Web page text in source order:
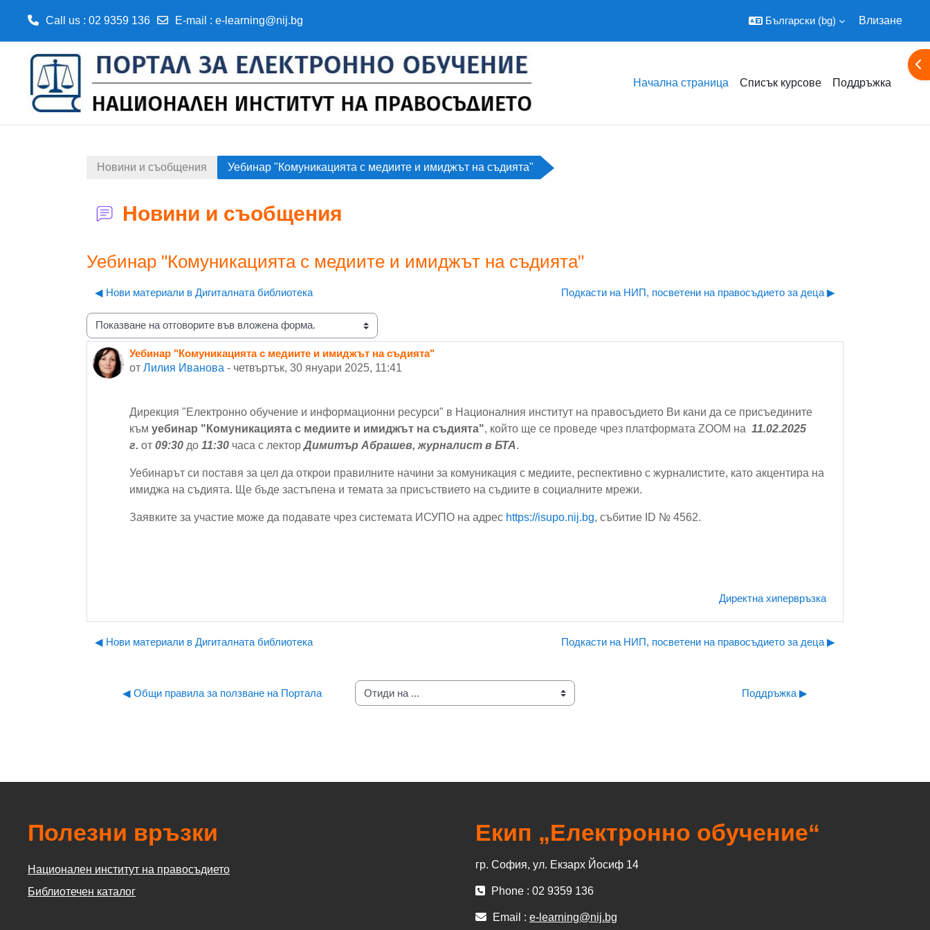
Call us : 02 9359 136 E-mail : e-learning@nij.bg Български ‎(bg)‎ Влизане
Начална страница Списък курсове Поддръжка
Новини и съобщения Уебинар "Комуникацията с медиите и имиджът на съдията"
Новини и съобщения
Уебинар "Комуникацията с медиите и имиджът на съдията"
◀︎ Нови материали в Дигиталната библиотека Подкасти на НИП, посветени на правосъдието за деца ▶︎
Начин на показване
Уебинар "Комуникацията с медиите и имиджът на съдията"
от Лилия Иванова - четвъртък, 30 януари 2025, 11:41
Number of replies: 0
Дирекция "Електронно обучение и информационни ресурси" в Националния институт на правосъдието Ви кани да се присъедините
към уебинар "Комуникацията с медиите и имиджът на съдията", който ще се проведе чрез платформата ZOOM на 11.02.2025
г. от 09:30 до 11:30 часа с лекторДимитър Абрашев, журналист в БТА.
Уебинарът си поставя за цел да открои правилните начини за комуникация с медиите, респективно с журналистите, като акцентира на
имиджа на съдията. Ще бъде застъпена и темата за присъствието на съдиите в социалните мрежи.
Заявките за участие може да подавате чрез системата ИСУПО на адрес https://isupo.nij.bg, събитие ID № 4562.
Директна хипервръзка
◀︎ Нови материали в Дигиталната библиотека Подкасти на НИП, посветени на правосъдието за деца ▶︎
◀︎ Общи правила за ползване на Портала
Отиди на ...
Поддръжка ▶︎
Полезни връзки
Национален институт на правосъдието
Библиотечен каталог
Екип „Електронно обучение“
гр. София, ул. Екзарх Йосиф 14
Phone : 02 9359 136
Email : e-learning@nij.bg